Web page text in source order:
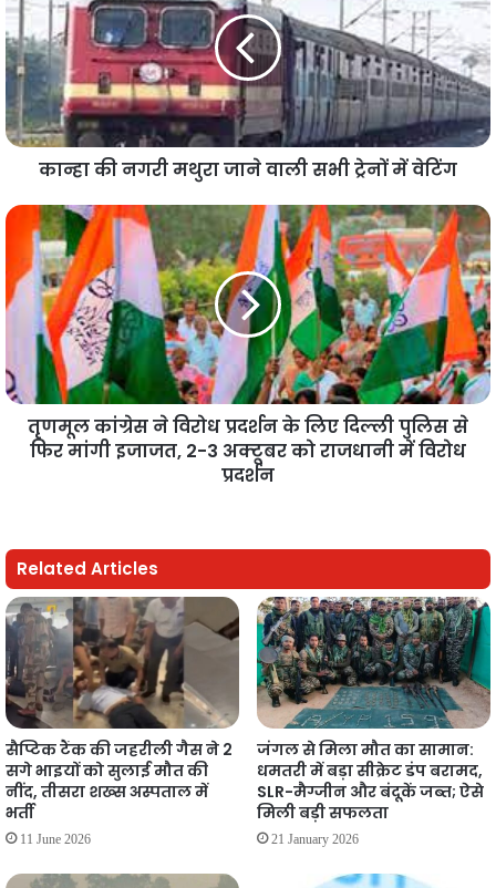
कान्हा की नगरी मथुरा जाने वाली सभी ट्रेनों में वेटिंग
तृणमूल कांग्रेस ने विरोध प्रदर्शन के लिए दिल्ली पुलिस से
फिर मांगी इजाजत, 2-3 अक्टूबर को राजधानी में विरोध
प्रदर्शन
Related Articles
सैप्टिक टैंक की जहरीली गैस ने 2
सगे भाइयों को सुलाई मौत की
नींद, तीसरा शख्स अस्पताल में
भर्ती
11 June 2026
जंगल से मिला मौत का सामान:
धमतरी में बड़ा सीक्रेट डंप बरामद,
SLR-मैग्जीन और बंदूकें जब्त; ऐसे
मिली बड़ी सफलता
21 January 2026